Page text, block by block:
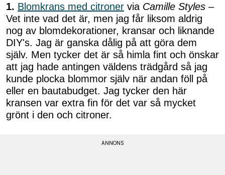
1. Blomkrans med citroner via Camille Styles –
Vet inte vad det är, men jag får liksom aldrig
nog av blomdekorationer, kransar och liknande
DIY's. Jag är ganska dålig på att göra dem
själv. Men tycker det är så himla fint och önskar
att jag hade antingen väldens trädgård så jag
kunde plocka blommor själv när andan föll på
eller en bautabudget. Jag tycker den här
kransen var extra fin för det var så mycket
grönt i den och citroner.